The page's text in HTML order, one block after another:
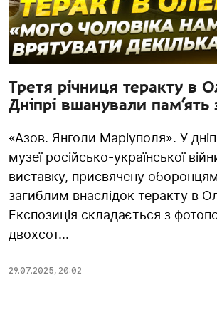
Третя річниця теракту в
Дніпрі вшанували пам’ять
«Азов. Янголи Маріуполя». У
музеї російсько-української
виставку, присвячену
загиблим внаслідок теракту в
Експозиція складається з
двохсот...
29.07.2025, 20:02